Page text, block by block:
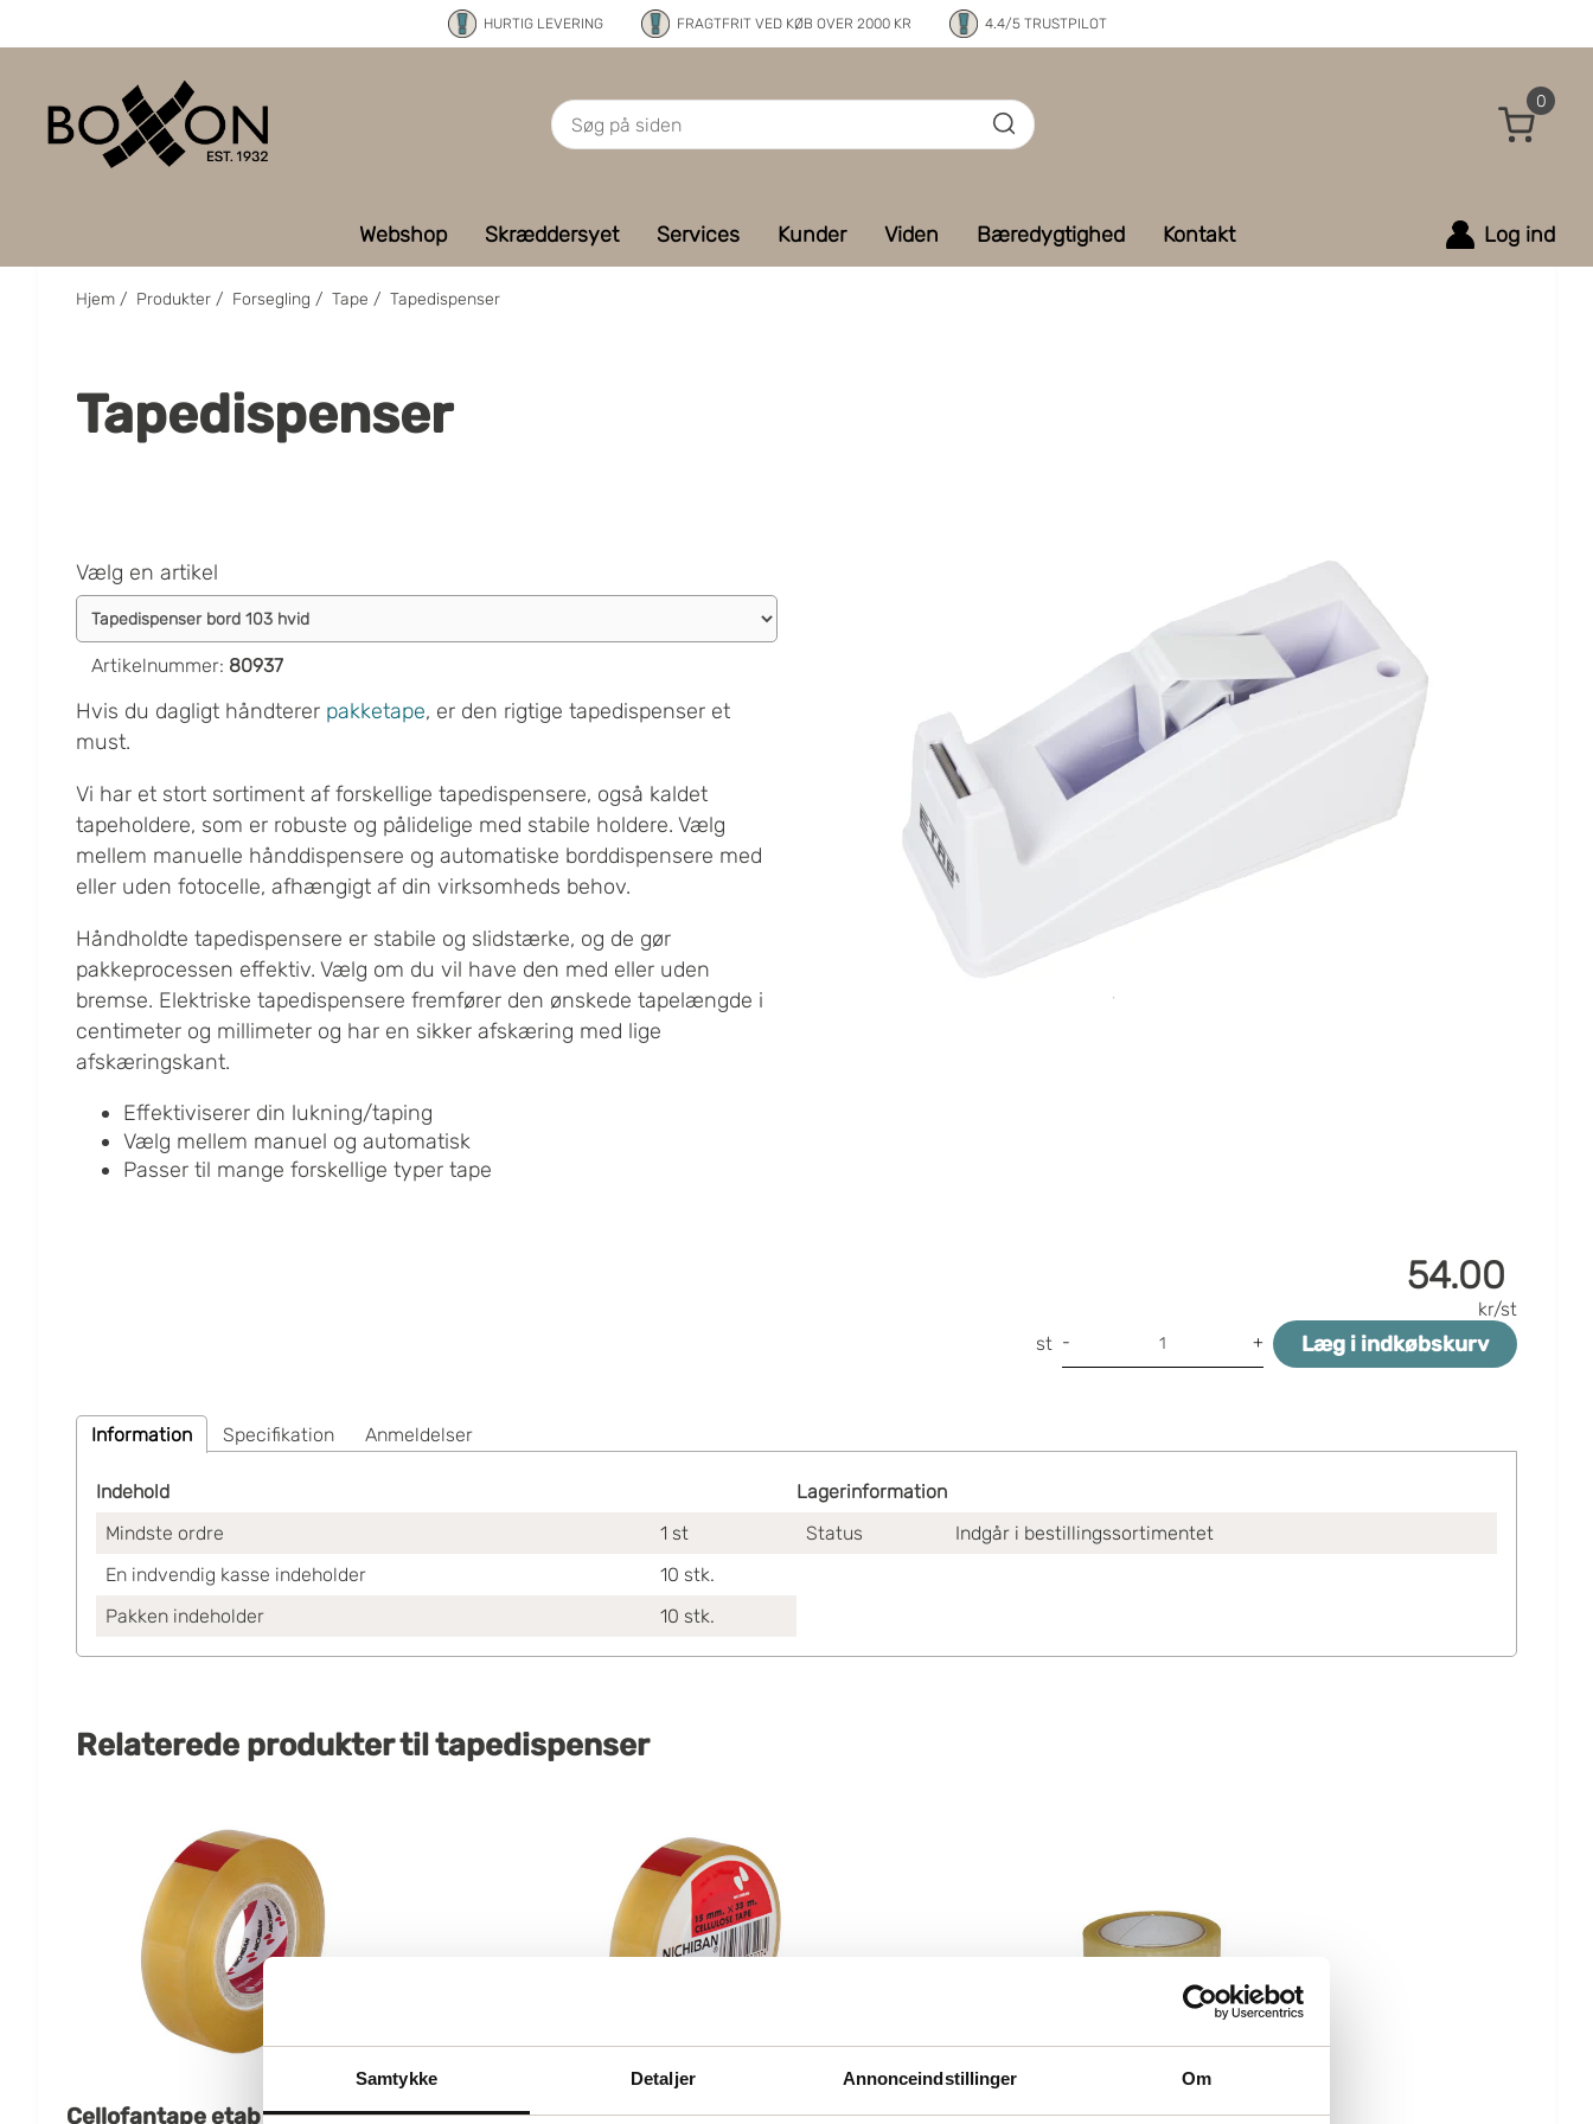
Samtykke Detaljer Annonceindstillinger Om
HURTIG LEVERING FRAGTFRIT VED KØB OVER 2000 KR 4.4/5 TRUSTPILOT
0
Webshop Skræddersyet Services Kunder Viden Bæredygtighed Kontakt Log ind
Hjem / Produkter / Forsegling / Tape / Tapedispenser
Tapedispenser
Vælg en artikel
Artikelnummer: 80937
Hvis du dagligt håndterer pakketape, er den rigtige tapedispenser et
must.
Vi har et stort sortiment af forskellige tapedispensere, også kaldet
tapeholdere, som er robuste og pålidelige med stabile holdere. Vælg
mellem manuelle hånddispensere og automatiske borddispensere med
eller uden fotocelle, afhængigt af din virksomheds behov.
Håndholdte tapedispensere er stabile og slidstærke, og de gør
pakkeprocessen effektiv. Vælg om du vil have den med eller uden
bremse. Elektriske tapedispensere fremfører den ønskede tapelængde i
centimeter og millimeter og har en sikker afskæring med lige
afskæringskant.
Effektiviserer din lukning/taping
Vælg mellem manuel og automatisk
Passer til mange forskellige typer tape
54.00
kr/st
st - + Læg i indkøbskurv
Information Specifikation Anmeldelser
Indehold
Mindste ordre
1 st
En indvendig kasse indeholder
10 stk.
Pakken indeholder
10 stk.
Lagerinformation
Status
Indgår i bestillingssortimentet
Relaterede produktertiltapedispenser
Cellofantape etab 901 15mmx66m Cellofantape etab 901 19mmx66m Pakketape PP36 25mmx66m